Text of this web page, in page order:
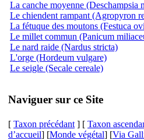
La canche moyenne (Deschampsia
Le chiendent rampant (Agropyron
La fétuque des moutons (Festuca
Le millet commun (Panicum
Le nard raide (Nardus stricta)
L'orge (Hordeum vulgare)
Le seigle (Secale cereale)
Naviguer sur ce Site
[ Taxon précédant ] [ Taxon
d’accueil] [Monde végétal] [Via